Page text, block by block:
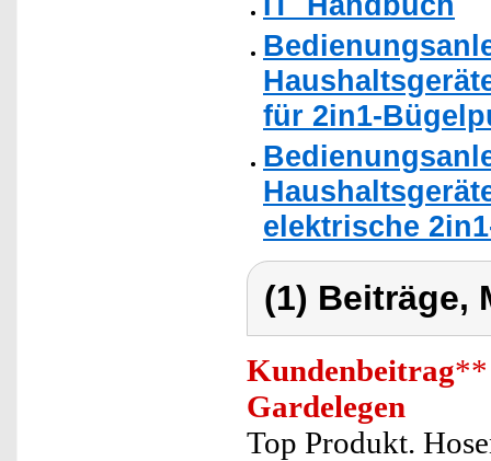
für 2in1-
elektrische
(1) Beiträge,
Kundenbeitrag**
Gardelegen
Top Produkt.